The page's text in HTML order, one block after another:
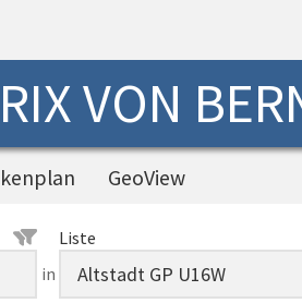
VON
GeoView
in
Liste